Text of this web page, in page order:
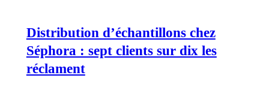
Distribution d’échantillons chez
Séphora : sept clients sur dix les
réclament